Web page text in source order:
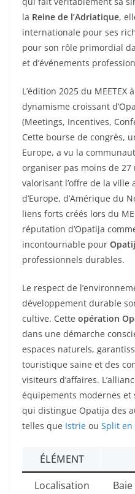
la Reine de l’Adriatique,
internationale pour ses
pour son rôle primordial
et d’événements
L’édition 2025 du
dynamisme croissant
(Meetings, Incentives,
Cette bourse de congrès,
Europe, a vu la
organiser pas moins de 27
valorisant l’offre de la ville
d’Europe, d’Amérique du
liens forts créés lors du
réputation d’Opatija
incontournable pour
professionnels durables.
Le respect de
développement durable
cultive. Cette opération
dans une démarche
espaces naturels,
touristique saine et des
visiteurs d’affaires.
équipements modernes et
qui distingue Opatija des
telles que Istrie ou Split en
ÉLÉMENT
Localisation